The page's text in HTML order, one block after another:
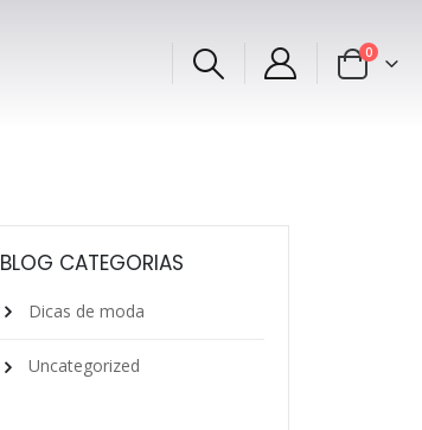
0
BLOG CATEGORIAS
Dicas de moda
Uncategorized